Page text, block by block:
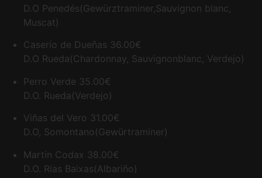
D.O Penedés(Gewürztraminer,Sauvignon blanc,
Muscat)
Caserío de Dueñas 36.00€
D.O Rueda(Chardonnay, Sauvignonblanc, Verdejo)
Perro Verde 35.00€
D.O. Rueda(Verdejo)
Viñas del Vero 31.00€
D.O, Somontano(Gewürtraminer)
Martin Codax 38.00€
D.O. Rías Baixas(Albariño)